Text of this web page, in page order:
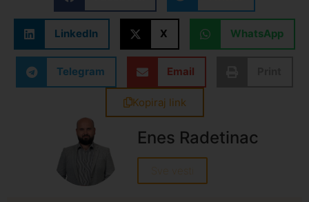
LinkedIn X WhatsApp
Telegram Email
Kopiraj link
Enes Radetinac
Sve vesti